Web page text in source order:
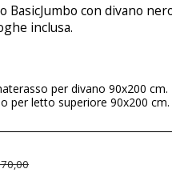
BasicJumbo con divano
inclusa.
per divano 90x200 cm.
per letto superiore 90x200 cm.